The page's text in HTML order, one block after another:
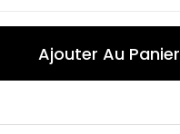
Ajouter Au Panier